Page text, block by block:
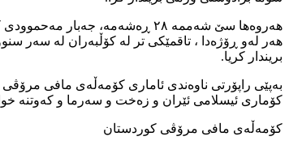
هەروەها سێ شەممە ۲٨ ڕەشەمە، جەبار مەحموودی کۆڵبەری ۲۶ ساڵ تەمەن خەڵکی نەوسودی کرماشان کەوتە بەر هێرشی ڕاستەوخۆی هەر ئەو هێزانە و بریندار کرا.
هەر لەو ڕۆژەدا ، تاقمێکی تر لە کۆڵبەران لە سەر
بریندار کریا.
کۆماری ئیسلامی ئێران و زەخت و سەرما و کەوتنە
کۆمەڵەی مافی مرۆڤی کوردستان